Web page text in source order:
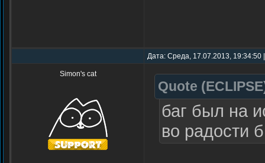
Дата: Среда, 17.07.2013,
Simon's cat
Quote (ECLIPSE
баг был на
во радости